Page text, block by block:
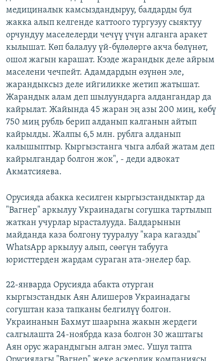
медициналык камсыздандыруу, балдарды бул
жакка алып келгенде каттоого тургузуу сыяктуу
орчундуу маселелерди чечүү үчүн алганга аракет
кылышат. Көп балалуу үй-бүлөлөргө акча бөлүнөт,
ошол жагын карашат. Кээде жарандык деле айрым
маселени чечпейт. Адамдардын өзүнөн эле,
жарандыксыз деле ийгиликке жетип жатышат.
Жарандык алам деп шылуундарга алдангандар да
кайрылат. Жайында 45 жаран эң азы 200 миң, көбү
750 миң рубль берип алданып калганын айтып
кайрылды. Жалпы 6,5 млн. рублга алданып
калышыптыр. Кыргызстанга чыга албай жатам деп
кайрылгандар болгон жок", - деди адвокат
Акматсияева.
Орусияда абакка кесилген кыргызстандыктар да
"Вагнер" аркылуу Украинадагы согушка тартылып
жаткан учурлар ырасталууда. Балдарынын
майданда каза болгону тууралуу "кара кагазды"
WhatsApp аркылуу алып, сөөгүн табууга
юристтерден жардам сураган ата-энелер бар.
22-январда Орусияда абакта отурган
кыргызстандык Аян Алишеров Украинадагы
согуштан каза тапканы белгилүү болгон.
Украинанын Бахмут шаарына жакын жердеги
салгылашта 24-ноябрда каза болгон 30 жаштагы
Аян орус жарандыгын алган эмес. Ушул тапта